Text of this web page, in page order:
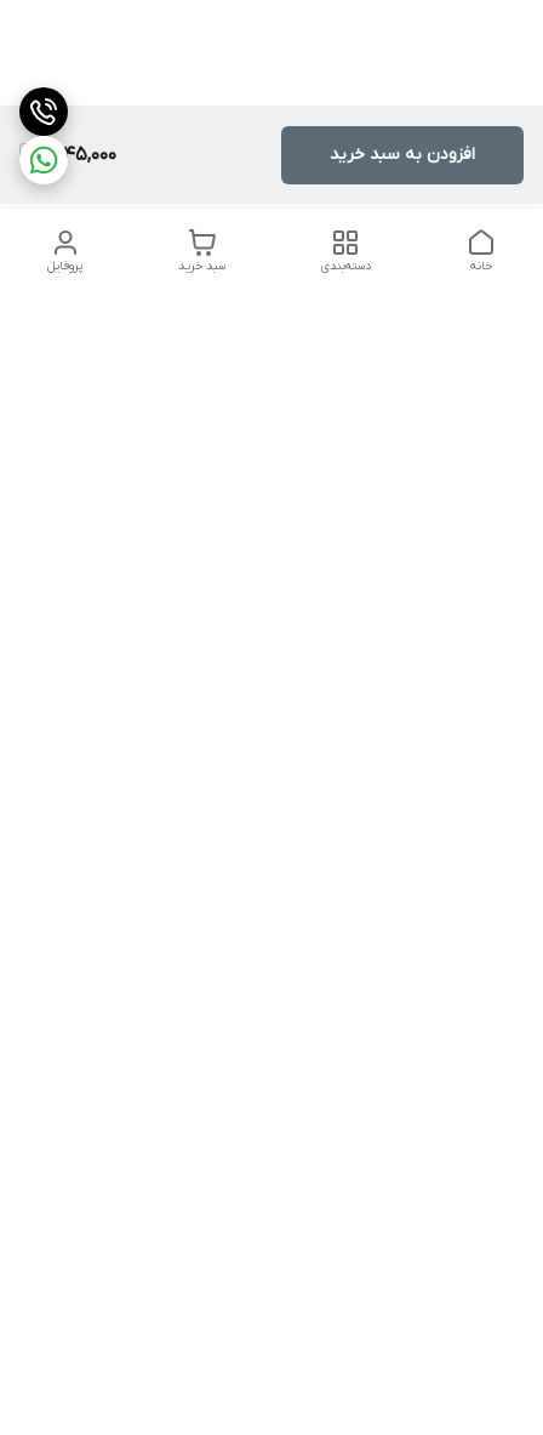
1,745,000 افزودن به سبد خرید
پروفایل سبد خرید دسته‌بندی خانه